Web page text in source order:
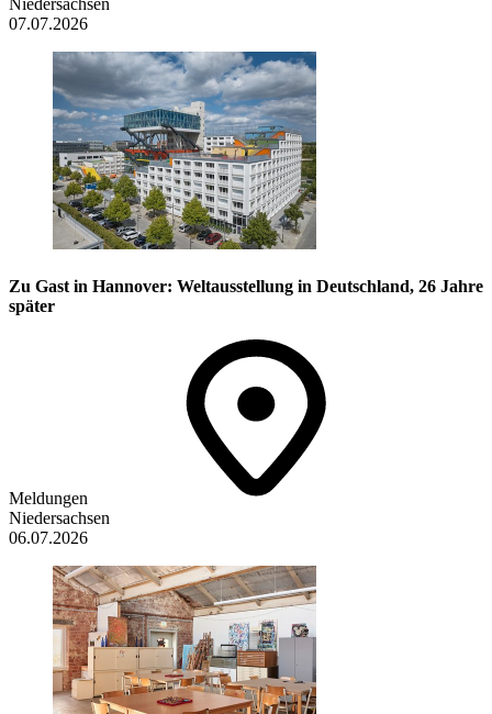
07.07.2026
Zu Gast in Hannover: Weltausstellung in Deutschland, 26 Jahre
später
Meldungen
Niedersachsen
06.07.2026